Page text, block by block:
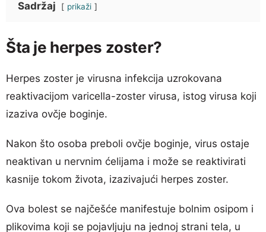
Sadržaj prikaži
Šta je herpes zoster?
Herpes zoster je virusna infekcija uzrokovana
reaktivacijom varicella-zoster virusa, istog virusa koji
izaziva ovčje boginje.
Nakon što osoba preboli ovčje boginje, virus ostaje
neaktivan u nervnim ćelijama i može se reaktivirati
kasnije tokom života, izazivajući herpes zoster.
Ova bolest se najčešće manifestuje bolnim osipom i
plikovima koji se pojavljuju na jednoj strani tela, u